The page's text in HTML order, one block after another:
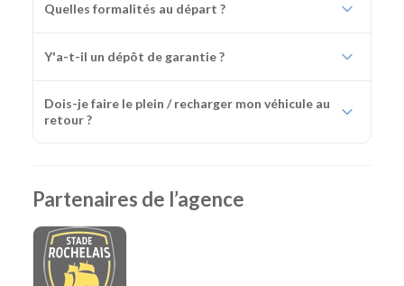
Quelles formalités au départ ?
Y'a-t-il un dépôt de garantie ?
Dois-je faire le plein / recharger mon véhicule au
retour ?
Partenaires de l’agence